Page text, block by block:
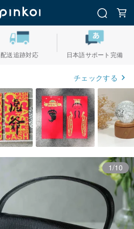
配送追跡対応 日本語サポート完備
チェックする
1/10